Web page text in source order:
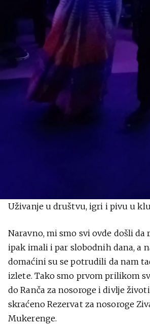
Uživanje u društvu, igri i pivu u
Naravno, mi smo svi ovde došli da
ipak imali i par slobodnih dana, a
domaćini su se potrudili da nam
izlete. Tako smo prvom prilikom
do Ranča za nosoroge i divlje
skraćeno Rezervat za nosoroge
Mukerenge.